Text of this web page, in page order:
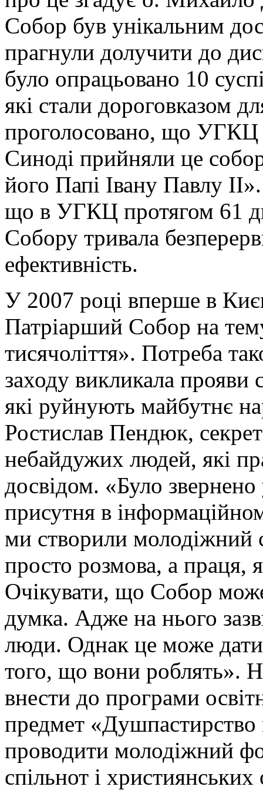
Собор був унікальним
прагнули долучити до
було опрацьовано 10
які стали дороговказом
проголосовано, що УГКЦ
Синоді прийняли це
його Папі Івану Павлу
що в УГКЦ протягом 61
Собору тривала
ефективність.
У 2007 році вперше в
Патріарший Собор на
тисячоліття». Потреба
заходу викликала прояви
які руйнують майбутнє
Ростислав Пендюк,
небайдужих людей, які
досвідом. «Було
присутня в
ми створили молодіжний
просто розмова, а праця,
Очікувати, що Собор
думка. Адже на нього
люди. Однак це може
того, що вони роблять».
внести до програми
предмет
проводити молодіжний
спільнот і християнських